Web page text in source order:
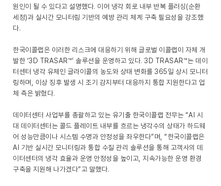
원인이 될 수 있다고 설명했다. 이어 냉각 회로 내부 반복 플러싱(순환
세정)과 실시간 모니터링 기반의 예방 관리 체계 구축 필요성을 강조했
다.
한국이콜랩은 이러한 리스크에 대응하기 위해 글로벌 이콜랩이 자체 개
발한 ‘3D TRASAR™’ 솔루션을 운영하고 있다. 3D TRASAR™는 데이
터센터 냉각 유체인 글라이콜의 농도와 상태 변화를 365일 상시 모니터
링하며, 이상 징후 발생 시 조기 감지부터 대응까지 통합 지원한다고 업
체 측은 밝혔다.
데이터센터 사업부를 총괄하고 있는 유기출 한국이콜랩 전무는 “AI 시
대 데이터센터는 콜드 플레이트 내부를 흐르는 냉각수의 상태가 하드웨
어 성능만큼이나 시스템 수명과 안정성을 좌우한다”며, “한국이콜랩은
AI 기반 실시간 모니터링과 통합 수질 관리 솔루션을 통해 고객사의 데
이터센터의 냉각 효율과 운영 안정성을 높이고, 지속가능한 운영 환경
구축을 지원해 나가겠다”고 말했다.